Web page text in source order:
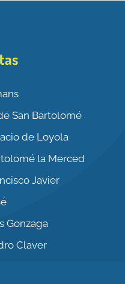
San Bartolomé
de Loyola
la Merced
Javier
Gonzaga
Claver